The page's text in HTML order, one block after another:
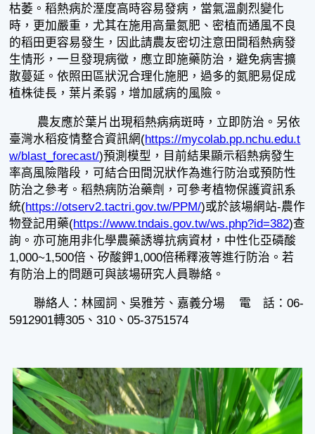
枯萎。稻熱病於溼度高時容易發病，當氣溫劇烈變化
時，更加嚴重，尤其在施用高量氮肥、密植而通風不良
的稻田更容易發生，因此請農友密切注意田間稻熱病發
生情形，一旦發現病徵，應立即施藥防治，避免病害擴
散蔓延。依照田區狀況合理化施肥，過多的氮肥易促成
植株徒長，葉片柔弱，增加感病的風險。
農友應於葉片出現稻熱病病斑時，立即防治。另依
臺灣水稻疫情整合資訊網(https://mycolab.pp.nchu.edu.t
w/blast_forecast/)預測模型，目前結果顯示稻熱病發生
率高風險階段，可結合田間況狀作為進行防治或預防性
防治之參考。稻熱病防治藥劑，可參考植物保護資訊系
統(https://otserv2.tactri.gov.tw/PPM/)或於該場網站-農作
物登記用藥(https://www.tndais.gov.tw/ws.php?id=382)查
詢。亦可施用非化學農藥誘導抗病資材，中性化亞磷酸
1,000~1,500倍、矽酸鉀1,000倍稀釋液等進行防治。若
有防治上的問題可與該場研究人員聯絡。
聯絡人：林國詞、吳雅芳、嘉義分場 電 話：06-
5912901轉305、310、05-3751574